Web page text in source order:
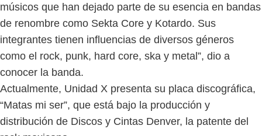
músicos que han dejado parte de su esencia en bandas
de renombre como Sekta Core y Kotardo. Sus
integrantes tienen influencias de diversos géneros
como el rock, punk, hard core, ska y metal”, dio a
conocer la banda.
Actualmente, Unidad X presenta su placa discográfica,
“Matas mi ser”, que está bajo la producción y
distribución de Discos y Cintas Denver, la patente del